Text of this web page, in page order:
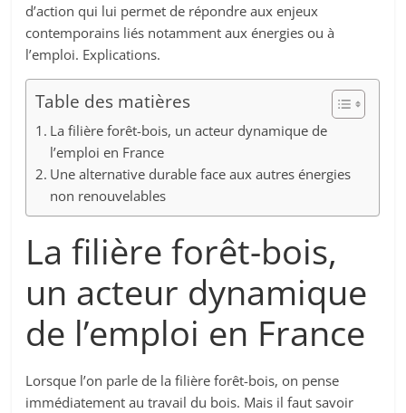
d’action qui lui permet de répondre aux enjeux
contemporains liés notamment aux énergies ou à
l’emploi. Explications.
Table des matières
La filière forêt-bois, un acteur dynamique de
l’emploi en France
Une alternative durable face aux autres énergies
non renouvelables
La filière forêt-bois,
un acteur dynamique
de l’emploi en France
Lorsque l’on parle de la filière forêt-bois, on pense
immédiatement au travail du bois. Mais il faut savoir